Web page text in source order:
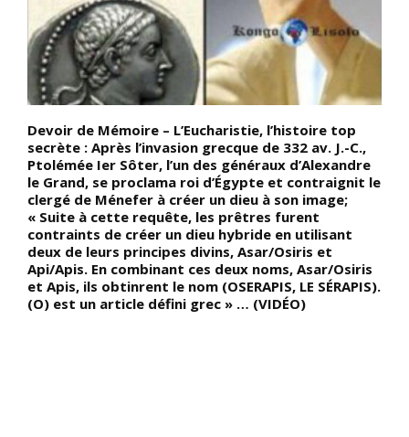
Devoir de Mémoire – L’Eucharistie, l’histoire top
secrète : Après l’invasion grecque de 332 av. J.-C.,
Ptolémée Ier Sôter, l’un des généraux d’Alexandre
le Grand, se proclama roi d’Égypte et contraignit le
clergé de Ménefer à créer un dieu à son image;
« Suite à cette requête, les prêtres furent
contraints de créer un dieu hybride en utilisant
deux de leurs principes divins, Asar/Osiris et
Api/Apis. En combinant ces deux noms, Asar/Osiris
et Apis, ils obtinrent le nom (OSERAPIS, LE SÉRAPIS).
(O) est un article défini grec » … (VIDÉO)